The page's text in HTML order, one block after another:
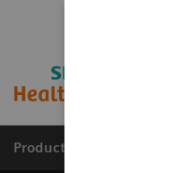
Productos y servicios